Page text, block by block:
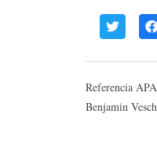
Referencia APA
Benjamin